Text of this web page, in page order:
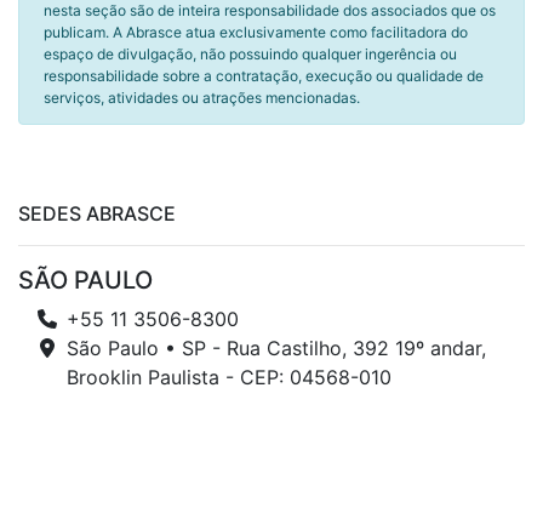
nesta seção são de inteira responsabilidade dos associados que os
publicam. A Abrasce atua exclusivamente como facilitadora do
espaço de divulgação, não possuindo qualquer ingerência ou
responsabilidade sobre a contratação, execução ou qualidade de
serviços, atividades ou atrações mencionadas.
SEDES ABRASCE
SÃO PAULO
+55 11 3506-8300
São Paulo • SP - Rua Castilho, 392 19º andar,
Brooklin Paulista - CEP: 04568-010